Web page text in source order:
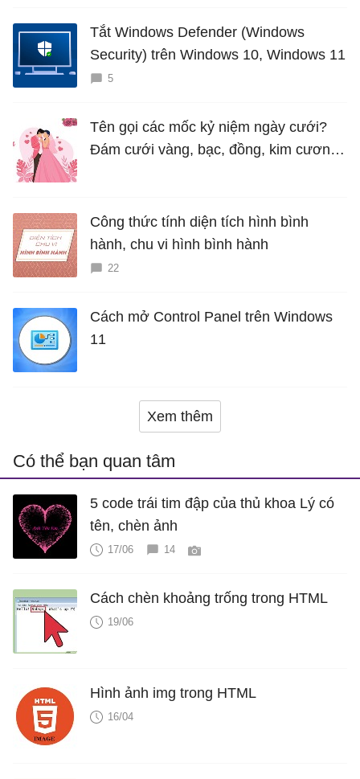
Tắt Windows Defender (Windows
Security) trên Windows 10, Windows 11
5
Tên gọi các mốc kỷ niệm ngày cưới?
Đám cưới vàng, bạc, đồng, kim cương
Công thức tính diện tích hình bình
hành, chu vi hình bình hành
22
Cách mở Control Panel trên Windows
11
Xem thêm
Có thể bạn quan tâm
5 code trái tim đập của thủ khoa Lý có
tên, chèn ảnh
17/06 14
Cách chèn khoảng trống trong HTML
19/06
Hình ảnh img trong HTML
16/04